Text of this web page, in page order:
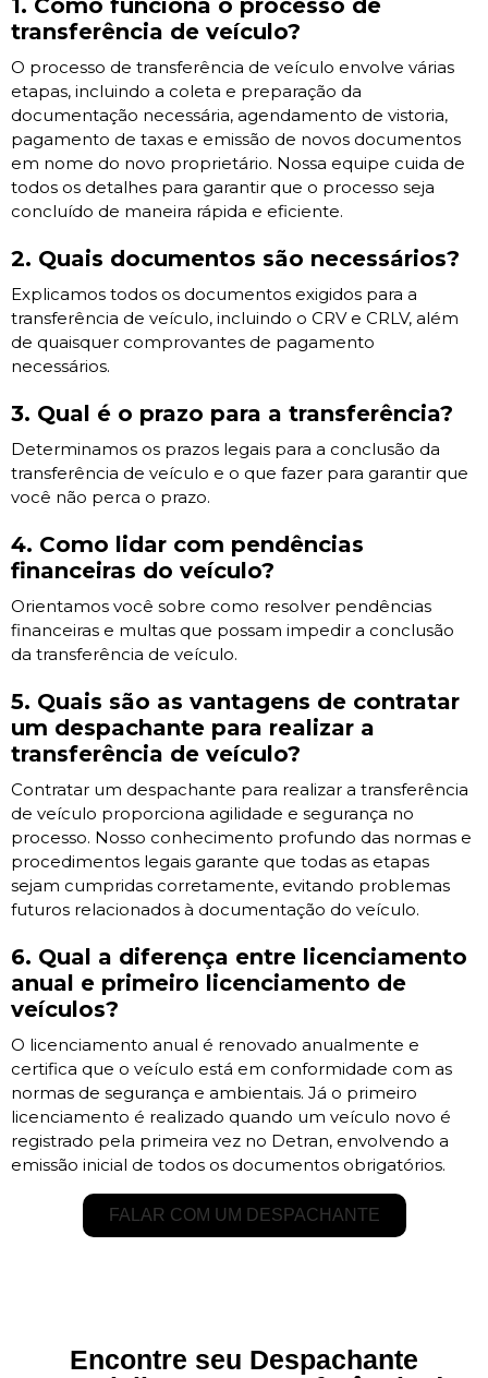
1. Como funciona o processo de
transferência de veículo?
O processo de transferência de veículo envolve várias
etapas, incluindo a coleta e preparação da
documentação necessária, agendamento de vistoria,
pagamento de taxas e emissão de novos documentos
em nome do novo proprietário. Nossa equipe cuida de
todos os detalhes para garantir que o processo seja
concluído de maneira rápida e eficiente.
2. Quais documentos são necessários?
Explicamos todos os documentos exigidos para a
transferência de veículo, incluindo o CRV e CRLV, além
de quaisquer comprovantes de pagamento
necessários.
3. Qual é o prazo para a transferência?
Determinamos os prazos legais para a conclusão da
transferência de veículo e o que fazer para garantir que
você não perca o prazo.
4. Como lidar com pendências
financeiras do veículo?
Orientamos você sobre como resolver pendências
financeiras e multas que possam impedir a conclusão
da transferência de veículo.
5. Quais são as vantagens de contratar
um despachante para realizar a
transferência de veículo?
Contratar um despachante para realizar a transferência
de veículo proporciona agilidade e segurança no
processo. Nosso conhecimento profundo das normas e
procedimentos legais garante que todas as etapas
sejam cumpridas corretamente, evitando problemas
futuros relacionados à documentação do veículo.
6. Qual a diferença entre licenciamento
anual e primeiro licenciamento de
veículos?
O licenciamento anual é renovado anualmente e
certifica que o veículo está em conformidade com as
normas de segurança e ambientais. Já o primeiro
licenciamento é realizado quando um veículo novo é
registrado pela primeira vez no Detran, envolvendo a
emissão inicial de todos os documentos obrigatórios.
FALAR COM UM DESPACHANTE
Encontre seu Despachante